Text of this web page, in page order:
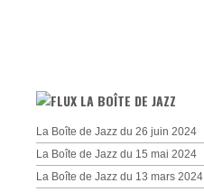
LA BOÎTE DE JAZZ
La Boîte de Jazz du 26 juin 2024
La Boîte de Jazz du 15 mai 2024
La Boîte de Jazz du 13 mars 2024